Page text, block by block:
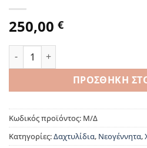
250,00 €
Χρυσό δαχτυλίδι κορίτσι
ΠΡΟΣΘΉΚΗ
Κωδικός προϊόντος: Μ/Δ
Κατηγορίες:Δαχτυλίδια, Νεογέννητα,